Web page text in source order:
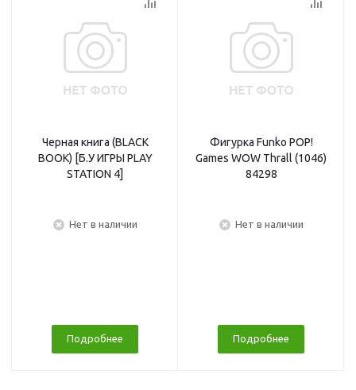
Черная книга (BLACK
BOOK) [Б.У ИГРЫ PLAY
STATION 4]
Нет в наличии
Подробнее
Фигурка Funko POP!
Games WOW Thrall (1046)
84298
Нет в наличии
Подробнее